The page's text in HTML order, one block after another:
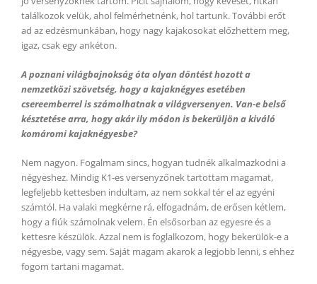
találkozok velük, ahol felmérhetnénk, hol tartunk. További erőt
ad az edzésmunkában, hogy nagy kajakosokat előzhettem meg,
igaz, csak egy ankéton.
A poznani világbajnokság óta olyan döntést hozott a
nemzetközi szövetség, hogy a kajaknégyes esetében
csereemberrel is számolhatnak a világversenyen. Van-e belső
késztetése arra, hogy akár ily módon is bekerüljön a kiváló
komáromi kajaknégyesbe?
Nem nagyon. Fogalmam sincs, hogyan tudnék alkalmazkodni a
négyeshez. Mindig K1-es versenyzőnek tartottam magamat,
legfeljebb kettesben indultam, az nem sokkal tér el az egyéni
számtól. Ha valaki megkérne rá, elfogadnám, de erősen kétlem,
hogy a fiúk számolnak velem. Én elsősorban az egyesre és a
kettesre készülök. Azzal nem is foglalkozom, hogy bekerülök-e a
négyesbe, vagy sem. Saját magam akarok a legjobb lenni, s ehhez
fogom tartani magamat.